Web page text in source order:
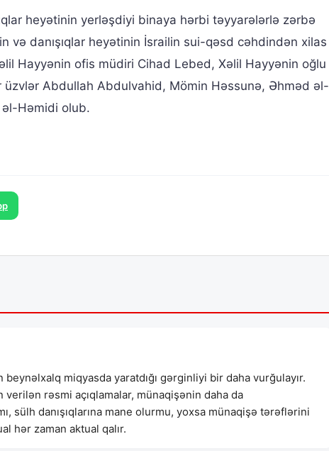
heyətinin yerləşdiyi binaya hərbi təyyarələrlə zərbə
və danışıqlar heyətinin İsrailin sui-qəsd cəhdindən xilas
Hayyənin ofis müdiri Cihad Lebed, Xəlil Hayyənin oğlu
üzvlər Abdullah Abdulvahid, Mömin Həssunə, Əhməd əl-
əl-Həmidi olub.
beynəlxalq miqyasda yaratdığı gərginliyi bir daha vurğulayır.
rəsmi açıqlamalar, münaqişənin daha da
sülh danışıqlarına mane olurmu, yoxsa münaqişə tərəflərini
hər zaman aktual qalır.